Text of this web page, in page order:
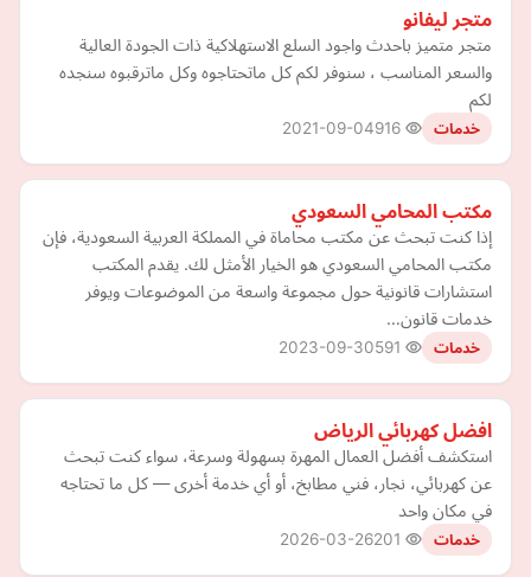
متجر ليفانو
متجر متميز باحدث واجود السلع الاستهلاكية ذات الجودة العالية
والسعر المناسب ، سنوفر لكم كل ماتحتاجوه وكل ماترقبوه سنجده
لكم
خدمات 2021-09-04
مكتب المحامي السعودي
إذا كنت تبحث عن مكتب محاماة في المملكة العربية السعودية، فإن
مكتب المحامي السعودي هو الخيار الأمثل لك. يقدم المكتب
استشارات قانونية حول مجموعة واسعة من الموضوعات ويوفر
خدمات قانون…
خدمات 2023-09-30
افضل كهربائي الرياض
استكشف أفضل العمال المهرة بسهولة وسرعة، سواء كنت تبحث
عن كهربائي، نجار، فني مطابخ، أو أي خدمة أخرى — كل ما تحتاجه
في مكان واحد
خدمات 2026-03-26